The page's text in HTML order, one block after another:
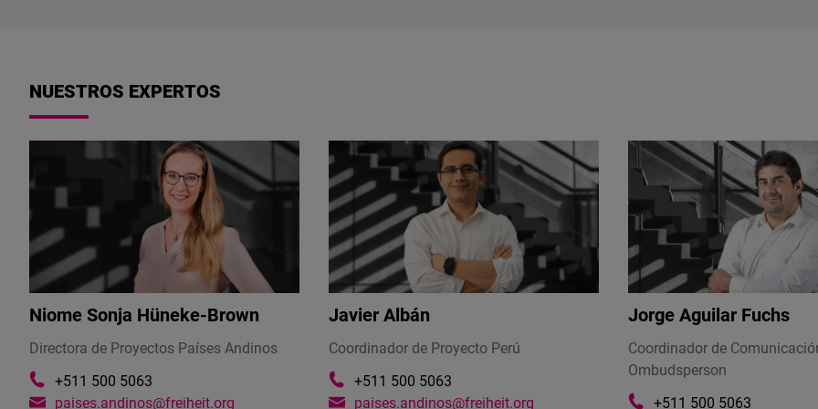
NUESTROS EXPERTOS
Niome Sonja Hüneke-Brown
Directora de Proyectos Países Andinos
+511 500 5063
paises.andinos@freiheit.org
Javier Albán
Coordinador de Proyecto Perú
+511 500 5063
paises.andinos@freiheit.org
Jorge Aguilar Fuchs
Coordinador de
Ombudsperson
+511 500 5063